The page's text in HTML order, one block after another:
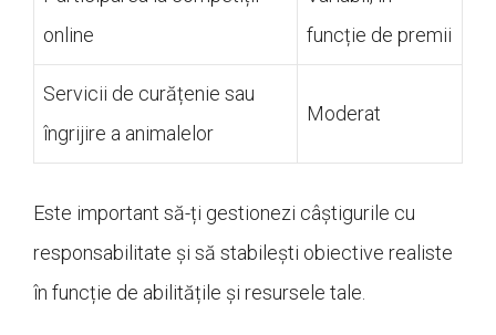
online
funcție de premii
Servicii de curățenie sau
îngrijire a animalelor
Moderat
Este important să-ți gestionezi câștigurile cu
responsabilitate și să stabilești obiective realiste
în funcție de abilitățile și resursele tale.